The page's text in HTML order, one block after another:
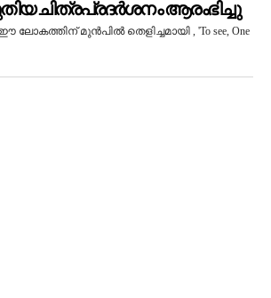
ചിത്രപ്രദർശനം ആരംഭിച്ചു
ലോകത്തിന് മുൻപിൽ തെളിച്ചമായി , 'To see, One